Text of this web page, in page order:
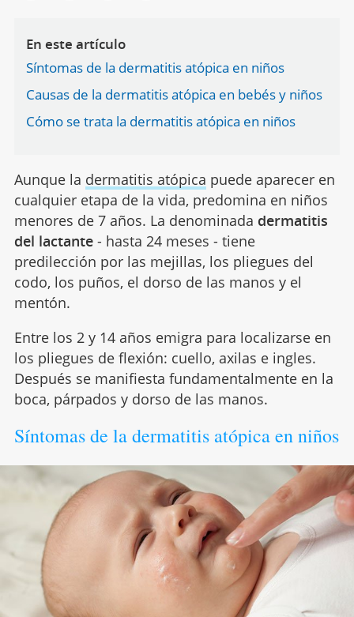
En este artículo
Síntomas de la dermatitis atópica en niños
Causas de la dermatitis atópica en bebés y niños
Cómo se trata la dermatitis atópica en niños
Aunque la dermatitis atópica puede aparecer en
cualquier etapa de la vida, predomina en niños
menores de 7 años. La denominada dermatitis
del lactante- hasta 24 meses - tiene
predilección por las mejillas, los pliegues del
codo, los puños, el dorso de las manos y el
mentón.
Entre los 2 y 14 años emigra para localizarse en
los pliegues de flexión: cuello, axilas e ingles.
Después se manifiesta fundamentalmente en la
boca, párpados y dorso de las manos.
Síntomas de la dermatitis atópica en niños